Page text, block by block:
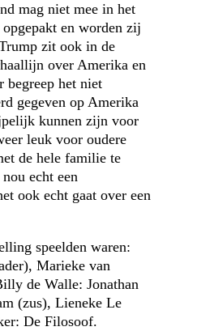
mag niet mee in het
en worden zij
zit ook in de
over Amerika en
begreep het niet
gegeven op Amerika
kunnen zijn voor
leuk voor oudere
de hele familie te
echt een
ook echt gaat over een
speelden waren:
Marieke van
de Walle: Jonathan
(zus), Lieneke Le
De Filosoof.